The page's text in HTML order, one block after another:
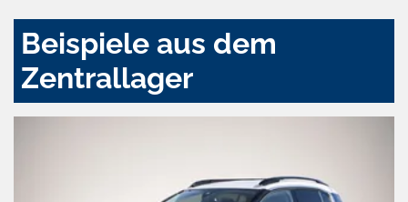
Beispiele aus dem
Zentrallager